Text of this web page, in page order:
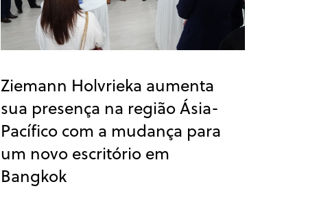
Ziemann Holvrieka aumenta
sua presença na região Ásia-
Pacífico com a mudança para
um novo escritório em
Bangkok